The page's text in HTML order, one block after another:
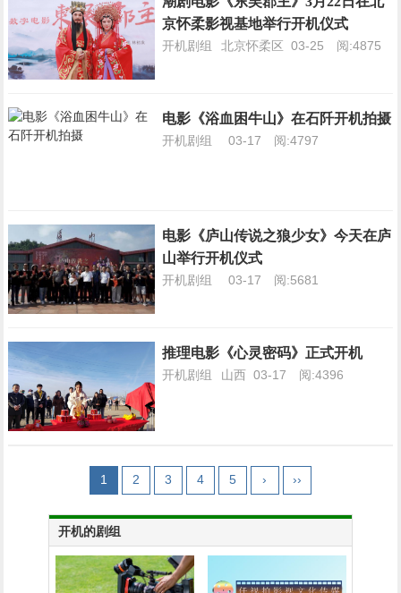
京怀柔影视基地举行开机仪式
开机剧组 北京怀柔区03-25 阅:4875
电影《浴血困牛山》在石阡开机拍摄
开机剧组 03-17 阅:4797
电影《庐山传说之狼少女》今天在庐
山举行开机仪式
开机剧组 03-17 阅:5681
推理电影《心灵密码》正式开机
开机剧组 山西03-17 阅:4396
1 2 3 4 5 › ››
开机的剧组